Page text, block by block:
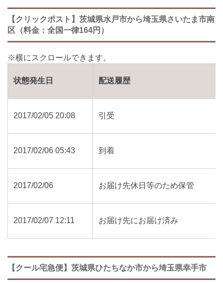
【クリックポスト】茨城県水戸市から埼玉県さいたま市南
区（料金：全国一律164円）
状態発生日 配送履歴
2017/02/05 20:08 引受
2017/02/06 05:43 到着
2017/02/06 お届け先休日等のため保管
2017/02/07 12:11 お届け先にお届け済み
【クール宅急便】茨城県ひたちなか市から埼玉県幸手市